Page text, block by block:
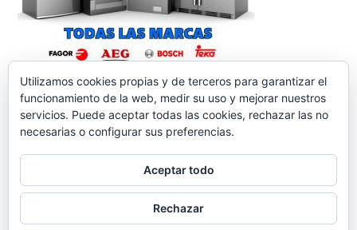
reparacionelectrodomesticos.org,Funciona gracias a
Contacto Aviso legal
Utilizamos cookies propias y de terceros para garantizar el
funcionamiento de la web, medir su uso y mejorar nuestros
servicios. Puede aceptar todas las cookies, rechazar las no
necesarias o configurar sus preferencias.
Aceptar todo
Rechazar